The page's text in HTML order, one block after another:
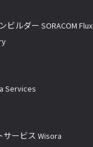
ルダー SORACOM Flux
Services
ービス Wisora